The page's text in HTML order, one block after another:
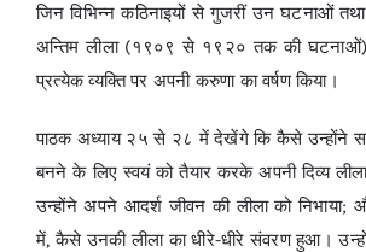
जिन विभिन्न कठिनाइयों से गुजरीं उन घटनाओं
अन्तिम लीला (१९०९ से १९२० तक की घटनाओं)
प्रत्येक व्यक्ति पर अपनी करुणा का वर्षण किया।
पाठक अध्याय २५ से २८ में देखेंगे कि कैसे उन्होंने
बनने के लिए स्वयं को तैयार करके अपनी दिव्य
उन्होंने अपने आदर्श जीवन की लीला को
में, कैसे उनकी लीला का धीरे-धीरे संवरण हुआ।